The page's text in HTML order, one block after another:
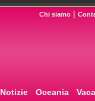
Chi siamo |
Notizie Oceania